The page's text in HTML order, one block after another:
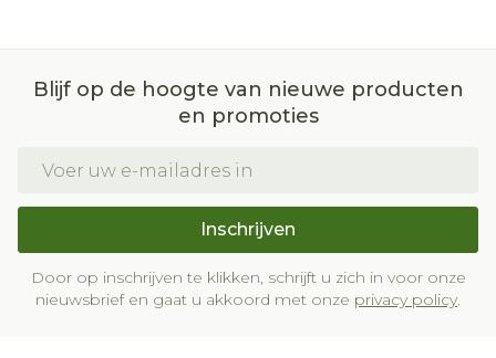
Blijf op de hoogte van nieuwe producten
en promoties
Inschrijven
Door op inschrijven te klikken, schrijft u zich in voor onze
nieuwsbrief en gaat u akkoord met onze privacy policy.